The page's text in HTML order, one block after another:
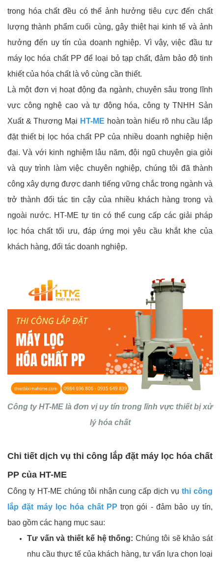
trong hóa chất đều có thể ảnh hưởng tiêu cực đến chất
lượng thành phẩm cuối cùng, gây thiệt hại kinh tế và ảnh
hưởng đến uy tín của doanh nghiệp. Vì vậy, việc đầu tư
máy lọc hóa chất PP để loại bỏ tạp chất, đảm bảo độ tinh
khiết của hóa chất là vô cùng cần thiết.
Là một đơn vị hoạt động đa ngành, chuyên sâu trong lĩnh
vực công nghệ cao và tự động hóa, công ty TNHH Sản
Xuất & Thương Mại HT-ME hoàn toàn hiểu rõ nhu cầu lắp
đặt thiết bị lọc hóa chất PP của nhiều doanh nghiệp hiện
đại. Và với kinh nghiệm lâu năm, đội ngũ chuyên gia giỏi
và quy trình làm việc chuyên nghiệp, chúng tôi đã thành
công xây dựng được danh tiếng vững chắc trong ngành và
trở thành đối tác tin cậy của nhiều khách hàng trong và
ngoài nước. HT-ME tự tin có thể cung cấp các giải pháp
lọc hóa chất tối ưu, đáp ứng mọi yêu cầu khắt khe của
khách hàng, đối tác doanh nghiệp.
Công ty HT-ME là đơn vị uy tín trong lĩnh vực thiết bị xử
lý hóa chất
Chi tiết dịch vụ thi công lắp đặt máy lọc hóa chất
PP của HT-ME
Công ty HT-ME chúng tôi nhận cung cấp dịch vụthi công
lắp đặt máy lọc hóa chất PP trọn gói - đảm bảo uy tín,
bao gồm các hạng mục sau:
Tư vấn và thiết kế hệ thống: Chúng tôi sẽ khảo sát
nhu cầu thực tế của khách hàng, tư vấn lựa chọn loại